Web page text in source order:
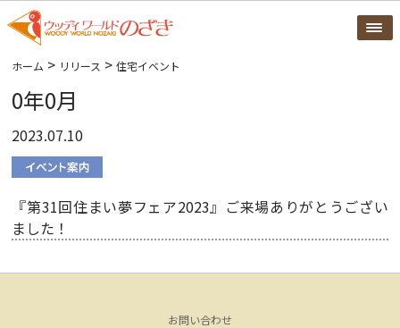
ホーム > リリース >住宅イベント
0年0月
2023.07.10
『第31回住まい夢フェア2023』ご来場ありがとうござい
ました！
お問い合わせ